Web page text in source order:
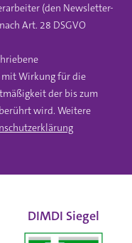
(den Newsletter-
Art. 28 DSGVO
mit Wirkung für die
der bis zum
wird. Weitere
DIMDI Siegel